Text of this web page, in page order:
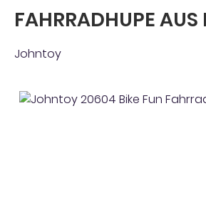
FAHRRADHUPE AUS
Johntoy
Bildergalerie überspringen